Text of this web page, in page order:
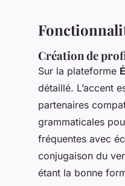
Création de
Sur la plateforme
détaillé. L’accent
partenaires
grammaticales
fréquentes avec
conjugaison du
étant la bonne